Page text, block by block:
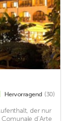
Hervorragend (30)
der nur
d’Arte